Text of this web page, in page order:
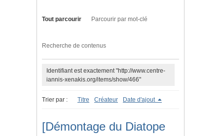
Tout parcourir Parcourir par mot-clé
Recherche de contenus
Identifiant est exactement "http://www.centre-
iannis-xenakis.org/items/show/466"
Trier par : Titre Créateur Date d'ajout
[Démontage du Diatope